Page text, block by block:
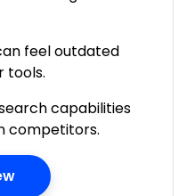
feel outdated
tools.
capabilities
competitors.
Opens New Window